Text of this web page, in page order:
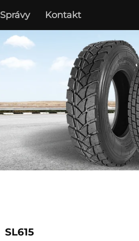
Správy Kontakt
SL615